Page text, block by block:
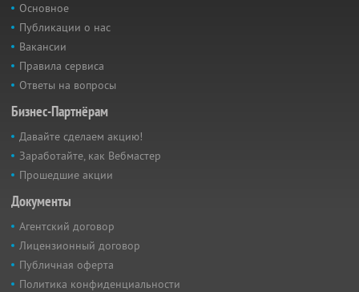
Основное
Публикации о нас
Вакансии
Правила сервиса
Ответы на вопросы
Бизнес-Партнёрам
Давайте сделаем акцию!
Заработайте, как Вебмастер
Прошедшие акции
Документы
Агентский договор
Лицензионный договор
Публичная оферта
Политика конфиденциальности